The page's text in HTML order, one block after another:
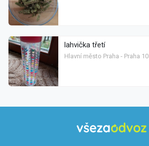
lahvička třetí
Hlavní město Praha - Praha 10